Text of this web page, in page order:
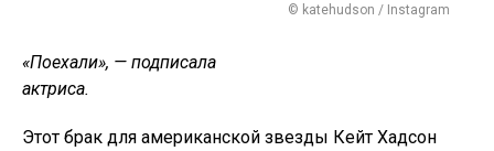
© katehudson / Instagram
«Поехали», — подписала
актриса.
Этот брак для американской звезды Кейт Хадсон